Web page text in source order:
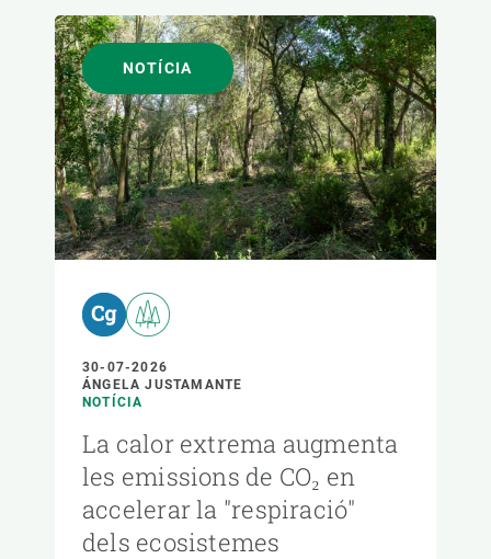
NOTÍCIA
30-07-2026
ÁNGELA JUSTAMANTE
NOTÍCIA
La calor extrema augmenta
les emissions de CO₂ en
accelerar la "respiració"
dels ecosistemes